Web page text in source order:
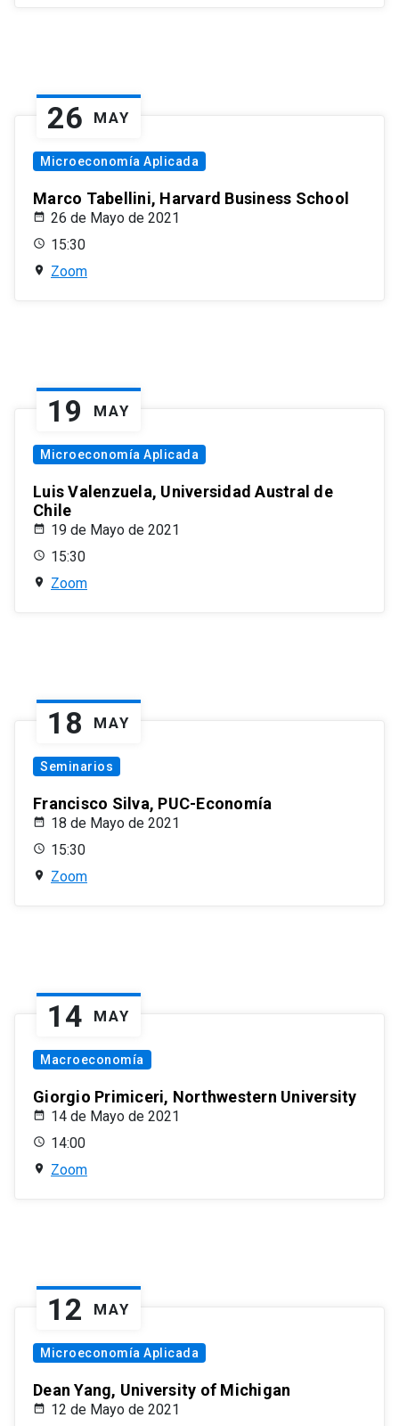
26 MAY
Microeconomía Aplicada
Marco Tabellini, Harvard Business School
26 de Mayo de 2021
15:30
Zoom
19 MAY
Microeconomía Aplicada
Luis Valenzuela, Universidad Austral de
Chile
19 de Mayo de 2021
15:30
Zoom
18 MAY
Seminarios
Francisco Silva, PUC-Economía
18 de Mayo de 2021
15:30
Zoom
14 MAY
Macroeconomía
Giorgio Primiceri, Northwestern University
14 de Mayo de 2021
14:00
Zoom
12 MAY
Microeconomía Aplicada
Dean Yang, University of Michigan
12 de Mayo de 2021